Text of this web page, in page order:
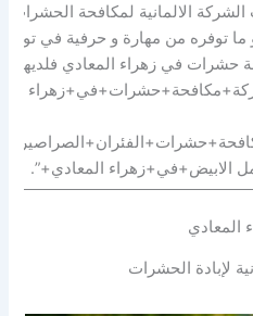
الالمانية لمكافحة الحشرات
ما توفره من مهارة و حرفية في توفير
حشرات في زهراء المعادي فلديها
الابيض+في+زهراء المعادي+”.